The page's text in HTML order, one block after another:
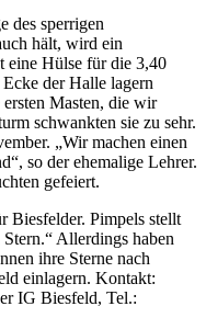
des sperrigen
hält, wird ein
eine Hülse für die 3,40
der Halle lagern
Masten, die wir
schwankten sie zu sehr.
„Wir machen einen
so der ehemalige Lehrer.
gefeiert.
Biesfelder. Pimpels stellt
Allerdings haben
ihre Sterne nach
einlagern. Kontakt:
IG Biesfeld, Tel.: